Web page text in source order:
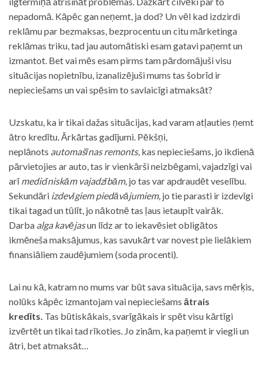
nepadomā. Kāpēc gan neņemt, ja dod? Un vēl kad izdzirdi
reklāmu par bezmaksas, bezprocentu un citu mārketinga
reklāmas triku, tad jau automātiski esam gatavi paņemt un
izmantot. Bet vai mēs esam pirms tam pārdomājuši visu
situācijas nopietnību, izanalizējuši mums tas šobrīd ir
nepieciešams un vai spēsim to savlaicīgi atmaksāt?
Uzskatu, ka ir tikai dažas situācijas, kad varam atļauties ņemt
ātro kredītu. Ārkārtas gadījumi. Pēkšņi,
neplānots automašīnas remonts, kas nepieciešams, jo ikdienā
pārvietojies ar auto, tas ir vienkārši neizbēgami, vajadzīgi vai
arīmedicīniskām vajadzībām, jo tas var apdraudēt veselību.
Sekundāri izdevīgiem piedāvājumiem, jo tie parasti ir izdevīgi
tikai tagad un tūlīt, jo nākotnē tas ļaus ietaupīt vairāk.
Darba alga kavējasun līdz ar to iekavēsiet obligātos
ikmēneša maksājumus, kas savukārt var novest pie lielākiem
finansiāliem zaudējumiem (soda procenti).
Lai nu kā, katram no mums var būt sava situācija, savs mērķis,
nolūks kāpēc izmantojam vai nepieciešams ātrais
kredīts. Tas būtiskākais, svarīgākais ir spēt visu kārtīgi
izvērtēt un tikai tad rīkoties. Jo zinām, ka paņemt ir viegli un
ātri, bet atmaksāt…